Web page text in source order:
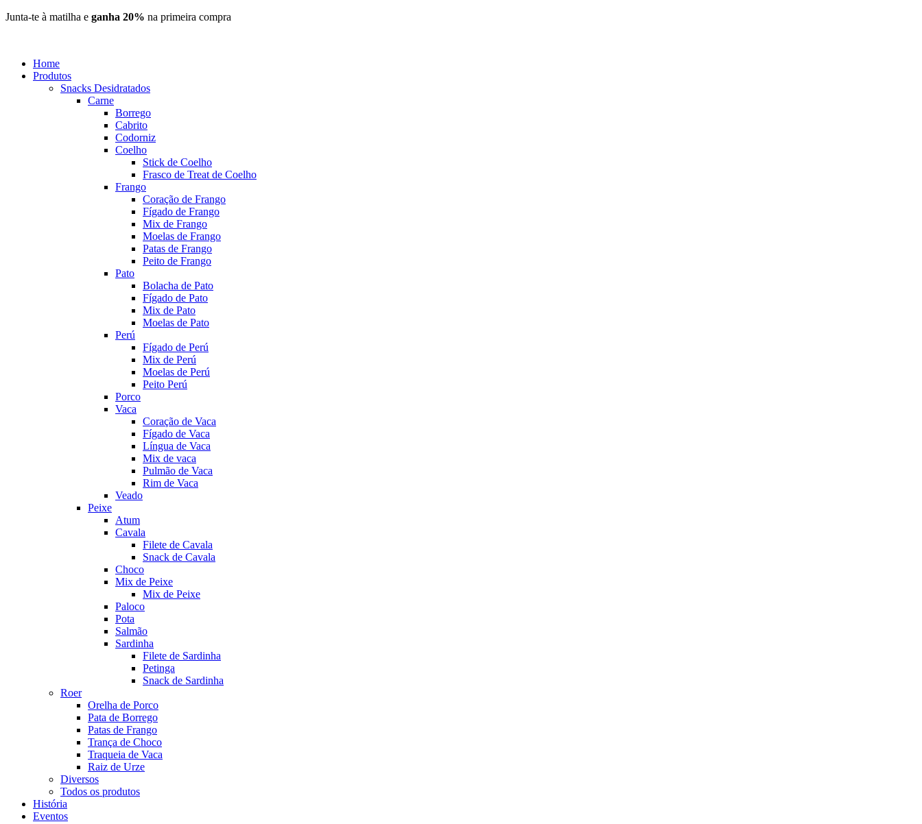
Pular
Junta-te à matilha e ganha 20% na primeira compra
Home
Produtos
Snacks Desidratados
Carne
Borrego
Cabrito
Codorniz
Coelho
Stick de Coelho
Frasco de Treat de Coelho
Frango
Coração de Frango
Fígado de Frango
Mix de Frango
Moelas de Frango
Patas de Frango
Peito de Frango
Pato
Bolacha de Pato
Fígado de Pato
Mix de Pato
Moelas de Pato
Perú
Fígado de Perú
Mix de Perú
Moelas de Perú
Peito Perú
Porco
Vaca
Coração de Vaca
Fígado de Vaca
Língua de Vaca
Mix de vaca
Pulmão de Vaca
Rim de Vaca
Veado
Peixe
Atum
Cavala
Filete de Cavala
Snack de Cavala
Choco
Mix de Peixe
Mix de Peixe
Paloco
Pota
Salmão
Sardinha
Filete de Sardinha
Petinga
Snack de Sardinha
Roer
Orelha de Porco
Pata de Borrego
Patas de Frango
Trança de Choco
Traqueia de Vaca
Raiz de Urze
Diversos
Todos os produtos
História
Eventos